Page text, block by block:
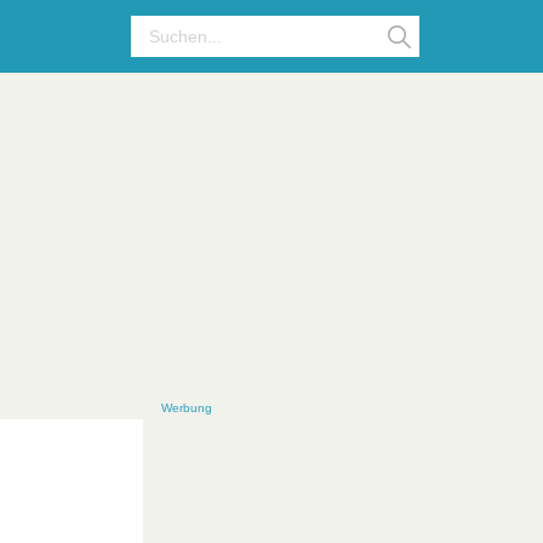
Werbung